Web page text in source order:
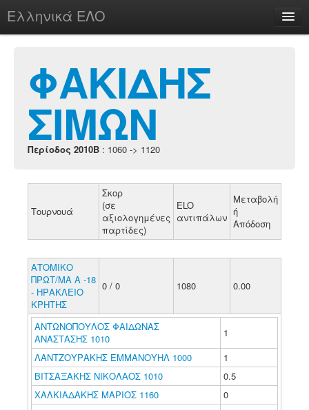
Ελληνικά ΕΛΟ
chesstu.be @ discord
Login
ΦΑΚΙΔΗΣ
ΣΙΜΩΝ
Περίοδος 2010B : 1060 -> 1120
Τουρνουά
Σκορ
(σε
αξιολογημένες
παρτίδες)
ELO
αντιπάλων
Μεταβολή
ή
Απόδοση
ΑΤΟΜΙΚΟ
ΠΡΩΤ/ΜΑ Α -18
- ΗΡΑΚΛΕΙΟ
ΚΡΗΤΗΣ
0 / 0 1080 0.00
ΑΝΤΩΝΟΠΟΥΛΟΣ ΦΑΙΔΩΝΑΣ
ΑΝΑΣΤΑΣΗΣ 1010
1
ΛΑΝΤΖΟΥΡΑΚΗΣ ΕΜΜΑΝΟΥΗΛ 1000
1
ΒΙΤΣΑΞΑΚΗΣ ΝΙΚΟΛΑΟΣ 1010
0.5
ΧΑΛΚΙΑΔΑΚΗΣ ΜΑΡΙΟΣ 1160
0